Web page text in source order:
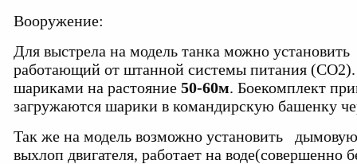
Вооружение:
Для выстрела на модель танка можно
работающий от штанной системы питания
шариками на растояние 50-60м. Боекомплект
загружаются шарики в командирскую башенку
Так же на модель возможно установить
выхлоп двигателя, работает на воде(совершенно